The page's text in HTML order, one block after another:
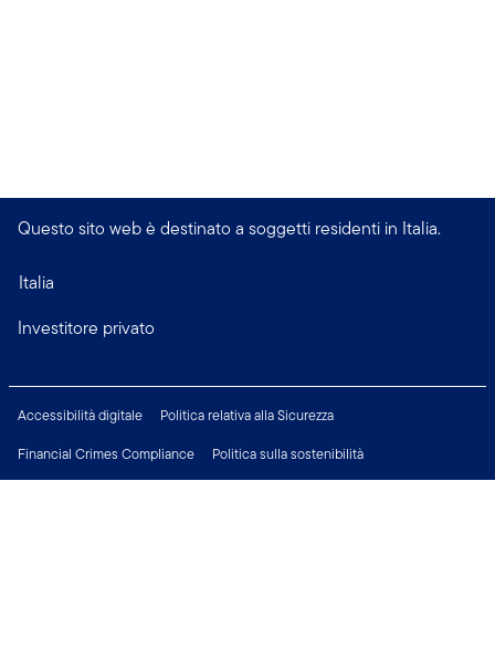
Questo sito web è destinato a soggetti residenti in Italia.
Italia
Investitore privato
Accessibilità digitale
Politica relativa alla Sicurezza
Financial Crimes Compliance
Politica sulla sostenibilità